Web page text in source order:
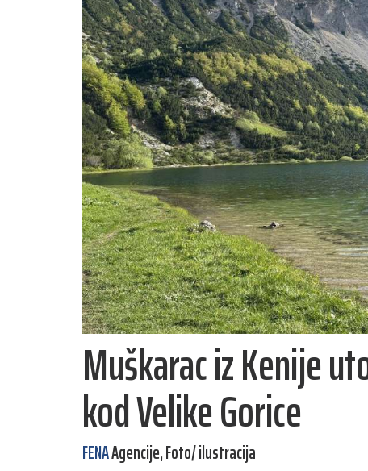
Muškarac iz Kenije
kod Velike Gorice
FENAAgencije, Foto/ ilustracija